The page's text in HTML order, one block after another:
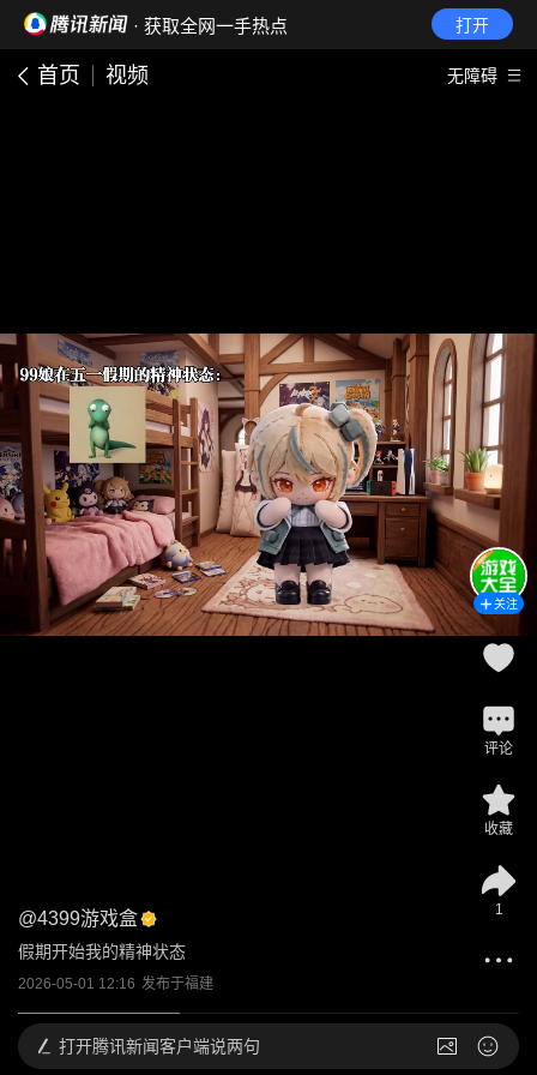
· 获取全网一手热点 打开
首页 视频 无障碍
@4399游戏盒
假期开始我的精神状态
2026-05-01 12:16 发布于福建
关注
评论
收藏
1
打开腾讯新闻客户端说两句